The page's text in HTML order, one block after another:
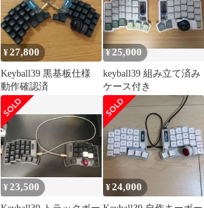
¥27,800
Keyball39 黒基板仕様
動作確認済
¥25,000
keyball39 組み立て済み
ケース付き
¥ 23,500 ¥24,000